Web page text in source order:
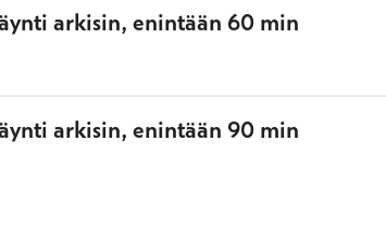
arkisin, enintään 60 min
arkisin, enintään 90 min